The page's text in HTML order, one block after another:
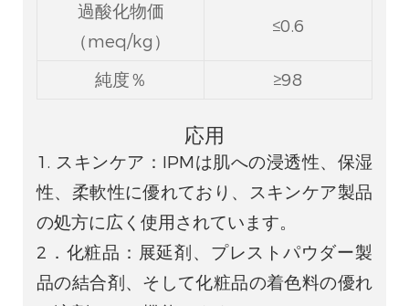
過酸化物価
（meq/kg）
≤0.6
純度％ ≥98
応用
1. スキンケア：IPMは肌への浸透性、保湿
性、柔軟性に優れており、スキンケア製品
の処方に広く使用されています。
2．化粧品：展延剤、プレストパウダー製
品の結合剤、そして化粧品の着色料の優れ